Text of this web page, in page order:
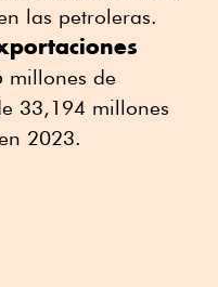
las petroleras.
millones de
33,194 millones
2023.